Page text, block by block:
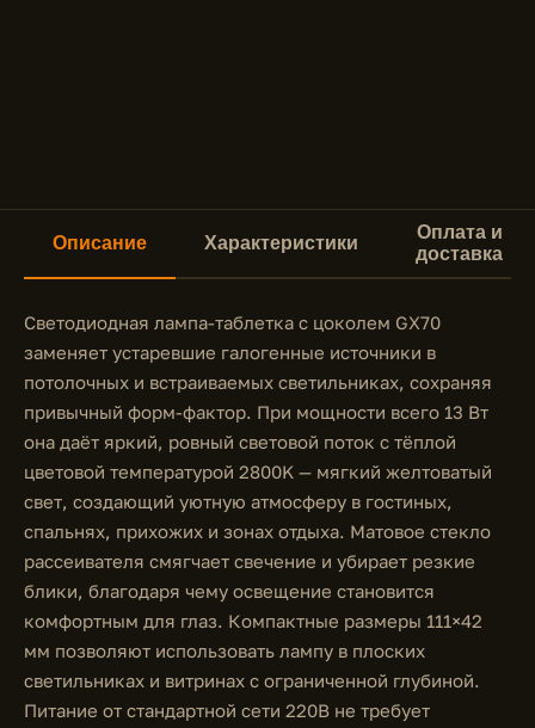
Описание Характеристики
Оплата и
доставка
Светодиодная лампа-таблетка с цоколем GX70
заменяет устаревшие галогенные источники в
потолочных и встраиваемых светильниках, сохраняя
привычный форм-фактор. При мощности всего 13 Вт
она даёт яркий, ровный световой поток с тёплой
цветовой температурой 2800K — мягкий желтоватый
свет, создающий уютную атмосферу в гостиных,
спальнях, прихожих и зонах отдыха. Матовое стекло
рассеивателя смягчает свечение и убирает резкие
блики, благодаря чему освещение становится
комфортным для глаз. Компактные размеры 111×42
мм позволяют использовать лампу в плоских
светильниках и витринах с ограниченной глубиной.
Питание от стандартной сети 220В не требует